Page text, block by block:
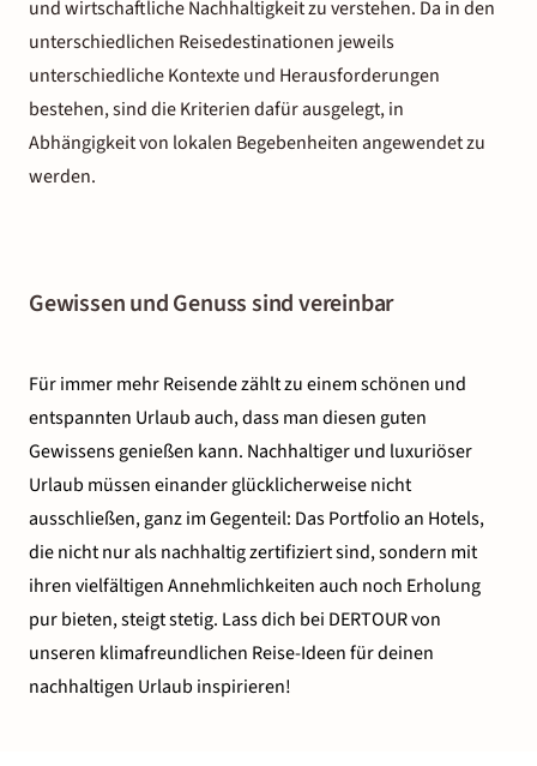
und Mülltrennung. Auch die Verminderung von
Umweltverschmutzung und das Bewahren von
Biodiversität und Landschaften ist ein wichtiger Punkt.
Gefährdete oder geschützte Arten dürfen nicht verdrängt
und die Auswirkung auf jeglichen Lebensraum von
Wildtieren muss minimiert und abgeschwächt werden.
und wirtschaftliche Nachhaltigkeit zu verstehen. Da in den
unterschiedlichen Reisedestinationen jeweils
unterschiedliche Kontexte und Herausforderungen
bestehen, sind die Kriterien dafür ausgelegt, in
Abhängigkeit von lokalen Begebenheiten angewendet zu
werden.
Gewissen und Genuss sind vereinbar
Für immer mehr Reisende zählt zu einem schönen und
entspannten Urlaub auch, dass man diesen guten
Gewissens genießen kann. Nachhaltiger und luxuriöser
Urlaub müssen einander glücklicherweise nicht
ausschließen, ganz im Gegenteil: Das Portfolio an Hotels,
die nicht nur als nachhaltig zertifiziert sind, sondern mit
ihren vielfältigen Annehmlichkeiten auch noch Erholung
pur bieten, steigt stetig. Lass dich bei DERTOUR von
unseren klimafreundlichen Reise-Ideen für deinen
nachhaltigen Urlaub inspirieren!